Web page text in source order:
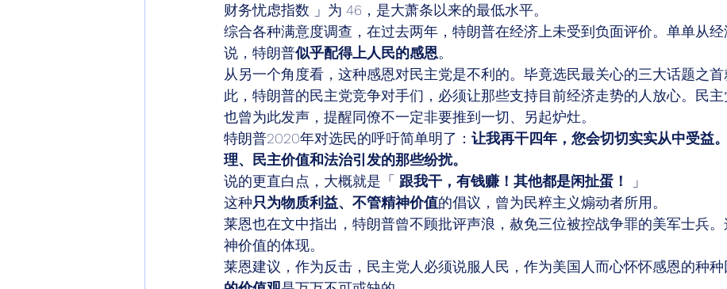
财务忧虑指数 」为 46，是大萧条以来的最低水平。
综合各种满意度调查，在过去两年，特朗普在经济上未受到负面评价。单单从
说，特朗普似乎配得上人民的感恩。
从另一个角度看，这种感恩对民主党是不利的。毕竟选民最关心的三大话题之
此，特朗普的民主党竞争对手们，必须让那些支持目前经济走势的人放心。民
也曾为此发声，提醒同僚不一定非要推到一切、另起炉灶。
特朗普2020年对选民的呼吁简单明了： 让我再干四年，您会切切实实从中受益
理、民主价值和法治引发的那些纷扰。
说的更直白点，大概就是「 跟我干，有钱赚！其他都是闲扯蛋！
」
这种只为物质利益、不管精神价值的倡议，曾为民粹主义煽动者所用。
莱恩也在文中指出，特朗普曾不顾批评声浪，赦免三位被控战争罪的美军士兵
神价值的体现。
莱恩建议，作为反击，民主党人必须说服人民，作为美国人而心怀怀感恩的种种